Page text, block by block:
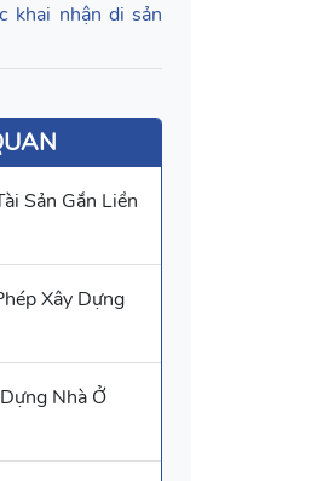
khai nhận di sản
Sản Gắn Liền
Xây Dựng
Nhà Ở